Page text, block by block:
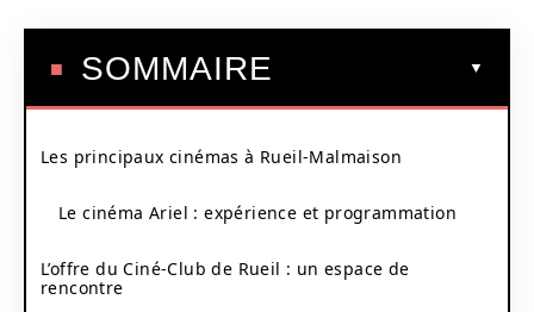
SOMMAIRE
Les principaux cinémas à Rueil-Malmaison
Le cinéma Ariel : expérience et programmation
L’offre du Ciné-Club de Rueil : un espace de
rencontre